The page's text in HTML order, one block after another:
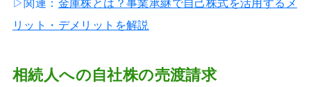
▷関連： 金庫株とは？事業承継で自己株式を活用するメ
リット・デメリットを解説
相続人への自社株の売渡請求